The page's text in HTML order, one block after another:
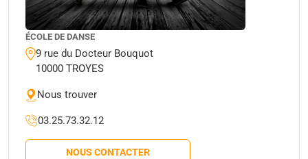
ÉCOLE DE DANSE
9 rue du Docteur Bouquot
10000 TROYES
Nous trouver
03.25.73.32.12
NOUS CONTACTER